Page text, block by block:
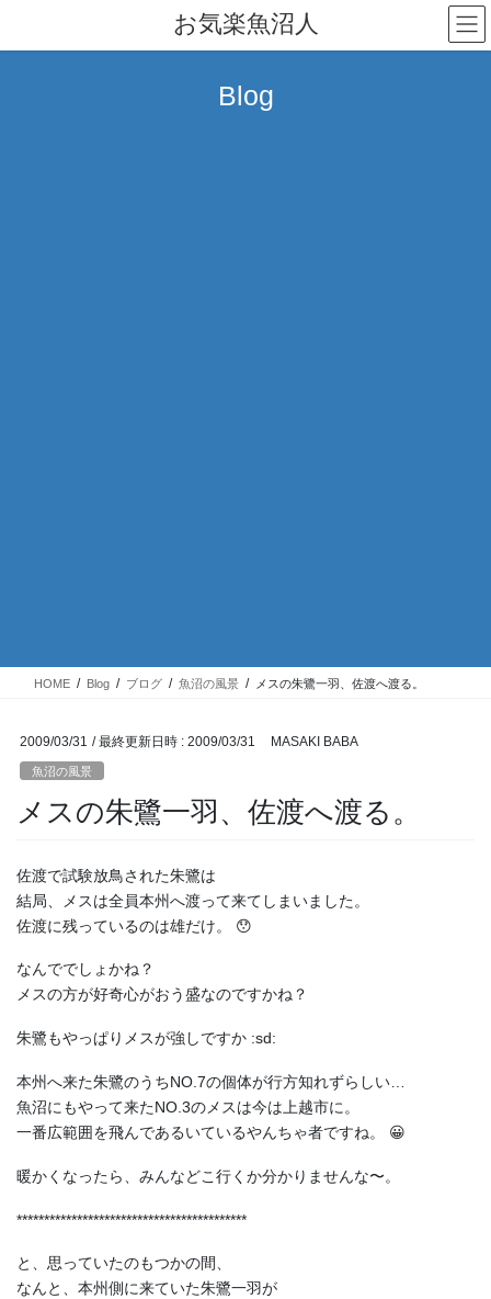
テ
ゲ
お気楽魚沼人
Blog
HOME Blog ブログ 魚沼の風景 メスの朱鷺一羽、佐渡へ渡る。
2009/03/31 / 最終更新日時 : 2009/03/31 MASAKI BABA
魚沼の風景
メスの朱鷺一羽、佐渡へ渡る。
佐渡で試験放鳥された朱鷺は
結局、メスは全員本州へ渡って来てしまいました。
佐渡に残っているのは雄だけ。 😯
なんででしょかね？
メスの方が好奇心がおう盛なのですかね？
朱鷺もやっぱりメスが強しですか :sd:
本州へ来た朱鷺のうちNO.7の個体が行方知れずらしい…
魚沼にもやって来たNO.3のメスは今は上越市に。
一番広範囲を飛んであるいているやんちゃ者ですね。 😀
暖かくなったら、みんなどこ行くか分かりませんな〜。
******************************************
と、思っていたのもつかの間、
なんと、本州側に来ていた朱鷺一羽が